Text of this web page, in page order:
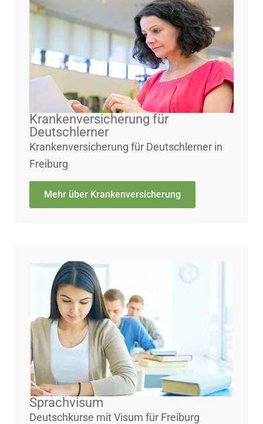
Krankenversicherung für
Deutschlerner
Krankenversicherung für Deutschlerner in
Freiburg
Mehr über Krankenversicherung
Sprachvisum
Deutschkurse mit Visum für Freiburg